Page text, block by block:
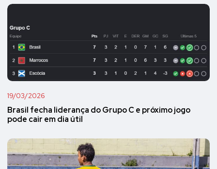
19/03/2026
Brasil fecha liderança do Grupo C e próximo jogo
pode cair em dia útil